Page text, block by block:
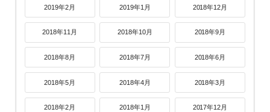
2019年2月 2019年1月 2018年12月
2018年11月 2018年10月 2018年9月
2018年8月 2018年7月 2018年6月
2018年5月 2018年4月 2018年3月
2018年2月 2018年1月 2017年12月